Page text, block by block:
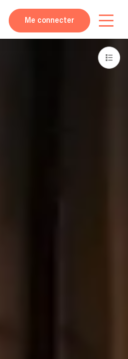
Me connecter